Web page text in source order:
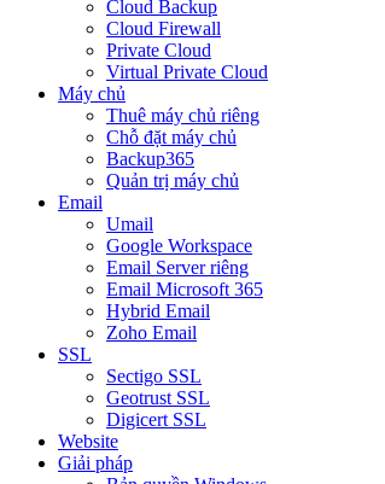
Cloud Backup
Cloud Firewall
Private Cloud
Virtual Private Cloud
Máy chủ
Thuê máy chủ riêng
Chỗ đặt máy chủ
Backup365
Quản trị máy chủ
Email
Umail
Google Workspace
Email Server riêng
Email Microsoft 365
Hybrid Email
Zoho Email
SSL
Sectigo SSL
Geotrust SSL
Digicert SSL
Website
Giải pháp